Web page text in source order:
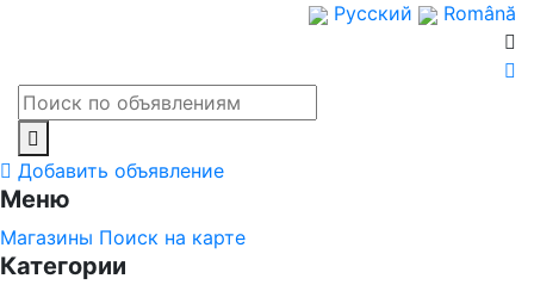
Русский Română
Добавить объявление
Меню
Магазины Поиск на карте
Категории